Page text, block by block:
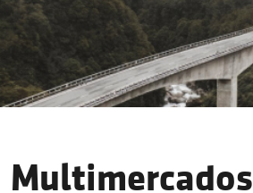
Investimentos
Multimercados